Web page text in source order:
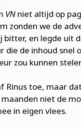
VN niet altijd op
zonden we de
en legde uit
die de inhoud snel
zou kunnen
Rinus toe, maar
niet de
in eigen vlees.